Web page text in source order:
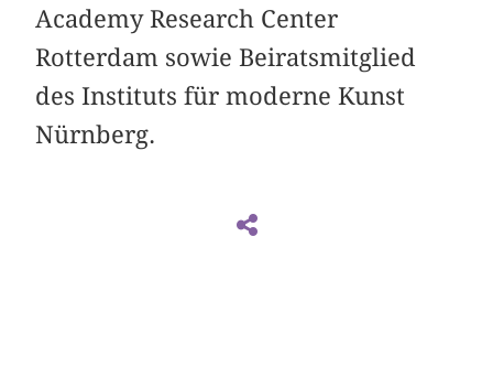
Academy Research Center
Rotterdam sowie Beiratsmitglied
des Instituts für moderne Kunst
Nürnberg.